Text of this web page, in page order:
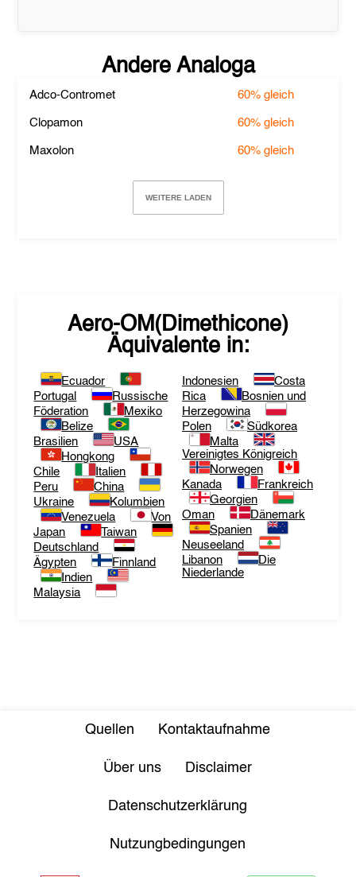
Andere Analoga
Adco-Contromet 60% gleich
Clopamon 60% gleich
Maxolon 60% gleich
WEITERE LADEN
Aero-OM(Dimethicone)
Äquivalente in:
Ecuador
Portugal
Russische
Föderation
Mexiko
Belize
Brasilien
USA
Hongkong
Chile
Italien
Peru
China
Ukraine
Kolumbien
Venezuela
Von
Japan
Taiwan
Deutschland
Ägypten
Finnland
Indien
Malaysia
Indonesien
Costa
Rica
Bosnien und
Herzegowina
Polen
Südkorea
Malta
Vereinigtes Königreich
Norwegen
Kanada
Frankreich
Georgien
Oman
Dänemark
Spanien
Neuseeland
Libanon
Die
Niederlande
Quellen Kontaktaufnahme
Über uns Disclaimer
Datenschutzerklärung
Nutzungbedingungen